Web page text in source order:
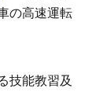
の高速運転
技能教習及